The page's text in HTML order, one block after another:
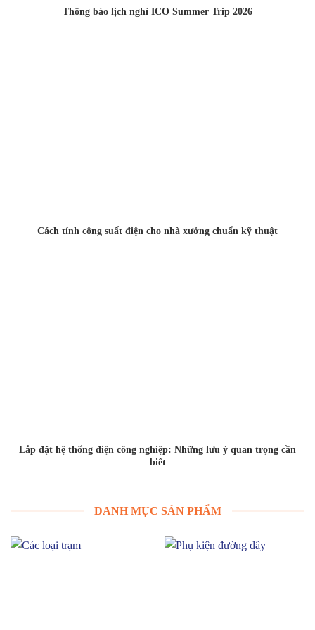
Thông báo lịch nghỉ ICO Summer Trip 2026
Cách tính công suất điện cho nhà xưởng chuẩn kỹ thuật
Lắp đặt hệ thống điện công nghiệp: Những lưu ý quan trọng cần
biết
DANH MỤC SẢN PHẨM